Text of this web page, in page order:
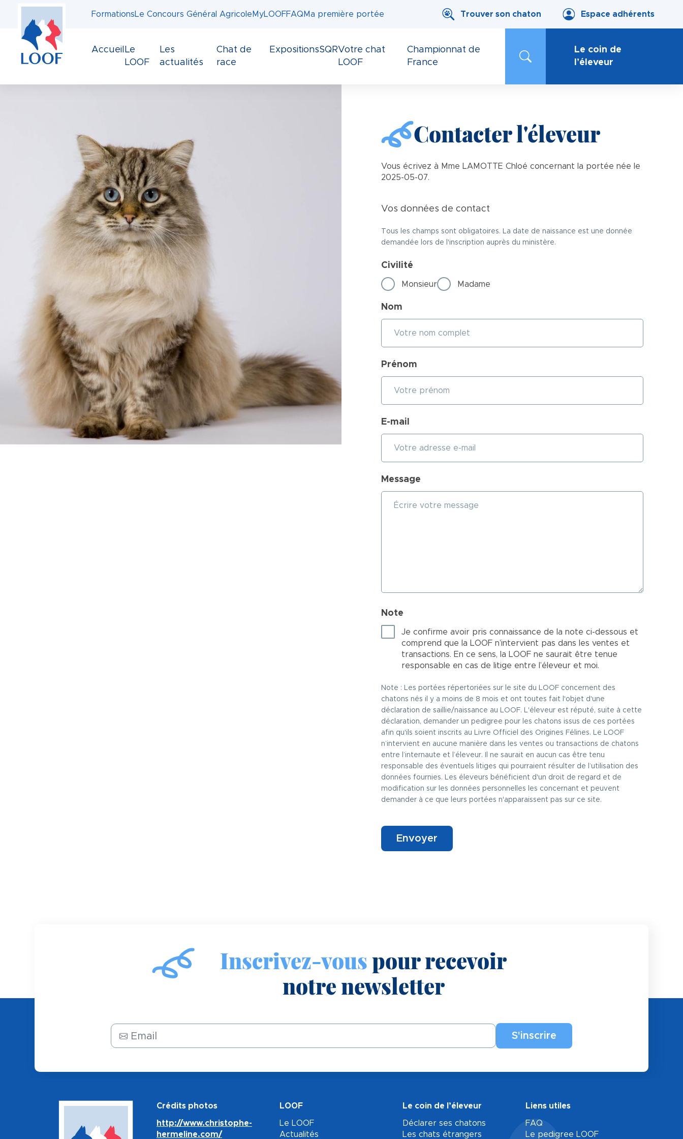
contenu
principal
FormationsLe Concours Général Agricole MyLOOFFAQ Ma première portée Trouver son chaton Espace adhérents
Accueil Le
LOOF
Les
actualités
Chat de
race
ExpositionsSQRVotre chat
LOOF
Championnat de
France
Le coin de
l’éleveur
Contacter l'éleveur
Vous écrivez à Mme LAMOTTE Chloé concernant la portée née le
2025-05-07.
Vos données de contact
Tous les champs sont obligatoires. La date de naissance est une donnée
demandée lors de l'inscription auprès du ministère.
Civilité
Monsieur Madame
Nom
Prénom
E-mail
Message
Note
Je confirme avoir pris connaissance de la note ci-dessous et
comprend que la LOOF n’intervient pas dans les ventes et
transactions. En ce sens, la LOOF ne saurait être tenue
responsable en cas de litige entre l’éleveur et moi.
Note : Les portées répertoriées sur le site du LOOF concernent des
chatons nés il y a moins de 8 mois et ont toutes fait l'objet d'une
déclaration de saillie/naissance au LOOF. L'éleveur est réputé, suite à cette
déclaration, demander un pedigree pour les chatons issus de ces portées
afin qu'ils soient inscrits au Livre Officiel des Origines Félines. Le LOOF
n’intervient en aucune manière dans les ventes ou transactions de chatons
entre l’internaute et l’éleveur. Il ne saurait en aucun cas être tenu
responsable des éventuels litiges qui pourraient résulter de l’utilisation des
données fournies. Les éleveurs bénéficient d'un droit de regard et de
modification sur les données personnelles les concernant et peuvent
demander à ce que leurs portées n'apparaissent pas sur ce site.
Inscrivez-vouspour recevoir
notre newsletter
Crédits photos
http://www.christophe-
hermeline.com/
LOOF
Le LOOF
Actualités
Le coin de l’éleveur
Déclarer ses chatons
Les chats étrangers
Liens utiles
FAQ
Le pedigree LOOF
Panneau de gestion des cookies